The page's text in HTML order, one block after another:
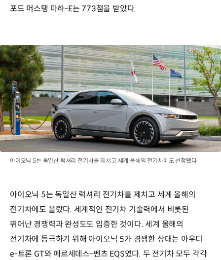
포드 머스탱 마하-E는 773점을 받았다.
아이오닉 5는 독일산 럭셔리 전기차를 제치고 세계 올해의 전기차에도 선정됐다
아이오닉 5는 독일산 럭셔리 전기차를 제치고 세계 올해의
전기차에도 올랐다. 세계적인 전기차 기술력에서 비롯된
뛰어난 경쟁력과 완성도도 입증한 것이다. 세계 올해의
전기차에 등극하기 위해 아이오닉 5가 경쟁한 상대는 아우디
e-트론 GT와 메르세데스-벤츠 EQS였다. 두 전기차 모두 각각